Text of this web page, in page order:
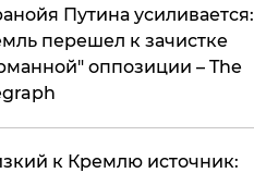
Путина усиливается:
перешел к зачистке
оппозиции – The
к Кремлю источник: